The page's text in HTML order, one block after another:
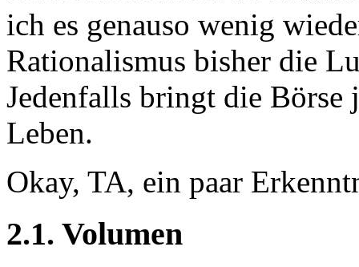
ich es genauso wenig
Rationalismus bisher die
Jedenfalls bringt die Börse
Leben.
Okay, TA, ein paar
2.1. Volumen